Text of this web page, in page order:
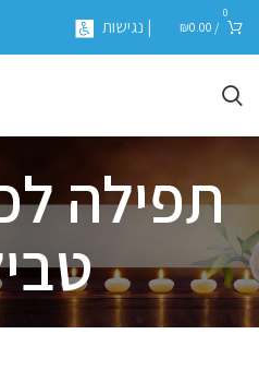
0
/
₪0.00 | נגישות
תפילה